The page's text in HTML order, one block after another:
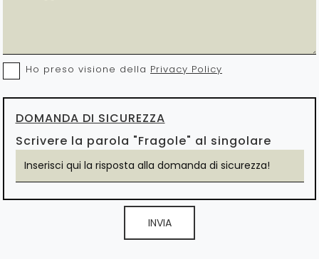
Ho preso visione della Privacy Policy
DOMANDA DI SICUREZZA
Scrivere la parola "Fragole" al singolare
INVIA